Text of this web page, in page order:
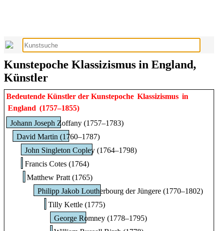
Kunstepoche Klassizismus in England,
Künstler
Bedeutende Künstler der Kunstepoche Klassizismus in
England (1757–1855)
Johann Joseph Zoffany (1757–1783)
David Martin (1760–1787)
John Singleton Copley (1764–1798)
Francis Cotes (1764)
Matthew Pratt (1765)
Philipp Jakob Loutherbourg der Jüngere (1770–1802)
Tilly Kettle (1775)
George Romney (1778–1795)